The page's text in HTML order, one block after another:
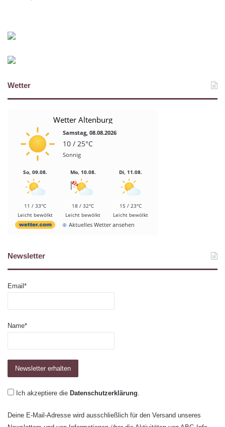
Wetter
Wetter Altenburg
Samstag, 08.08.2026
10 / 25°C
Sonnig
So, 09.08.
11 / 33°C
Leicht bewölkt
Mo, 10.08.
18 / 32°C
Leicht bewölkt
Di, 11.08.
15 / 23°C
Leicht bewölkt
Aktuelles Wetter ansehen
Newsletter
Email*
Name*
Ich akzeptiere die Datenschutzerklärung
Deine E-Mail-Adresse wird ausschließlich für den Versand unseres